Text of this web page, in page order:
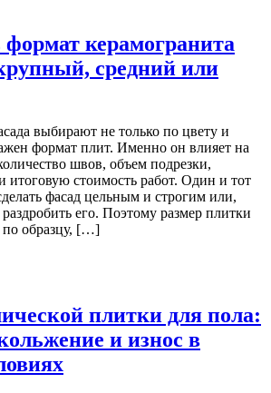
керамогранита
средний или
выбирают не только по цвету и
формат плит. Именно он влияет на
швов, объем подрезки,
итоговую стоимость работ. Один и тот
фасад цельным и строгим или,
его. Поэтому размер плитки
по образцу, […]
плитки для пола:
и износ в